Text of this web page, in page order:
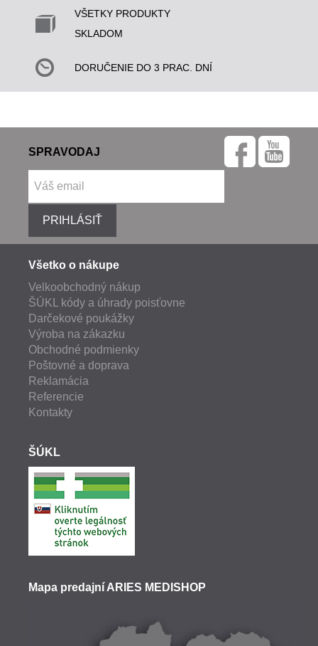
VŠETKY PRODUKTY
SKLADOM
DORUČENIE DO 3 PRAC. DNÍ
SPRAVODAJ
PRIHLÁSIŤ
Všetko o nákupe
Velkoobchodný nákup
ŠÚKL kódy a úhrady poisťovne
Darčekové poukážky
Výroba na zákazku
Obchodné podmienky
Poštovné a doprava
Reklamácia
Referencie
Kontakty
ŠÚKL
Mapa predajní ARIES MEDISHOP